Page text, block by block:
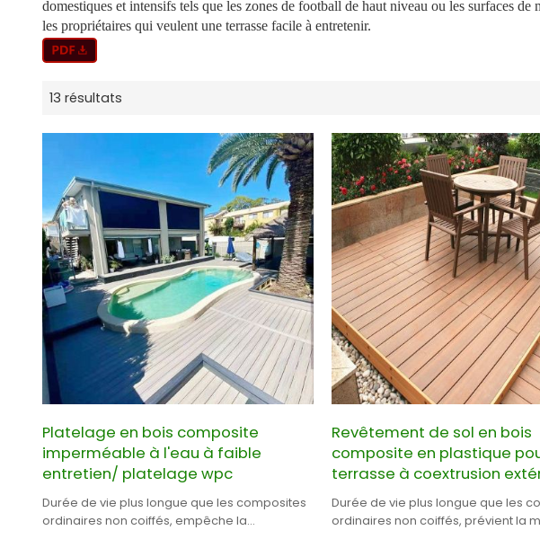
domestiques et intensifs tels que les zones de football de haut niveau ou les surfaces
les propriétaires qui veulent une terrasse facile à entretenir.
13 résultats
Platelage en bois composite
imperméable à l'eau à faible
entretien/ platelage wpc
Durée de vie plus longue que les composites
ordinaires non coiffés, empêche la
Revêtement de sol en bois
composite en plastique
terrasse à coextrusion
Durée de vie plus longue que les
ordinaires non coiffés, prévient la